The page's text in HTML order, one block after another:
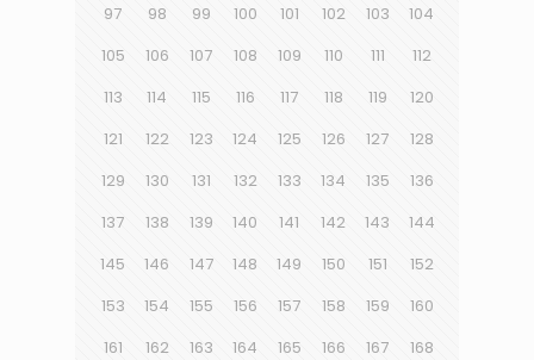
97
98 99 100 101 102 103
104
105
106 107 108 109 110 111
112
113
114 115 116 117 118 119
120
121
122 123 124 125 126 127
128
129
130 131 132 133 134 135
136
137
138 139 140 141 142 143
144
145
146 147 148 149 150 151
152
153
154 155 156 157 158 159
160
161
162 163 164 165 166 167
168